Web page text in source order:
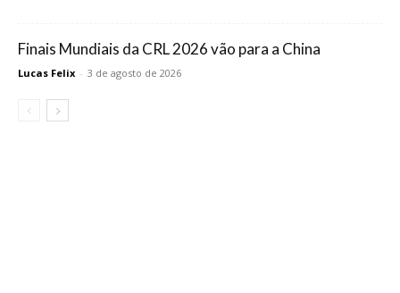
Finais Mundiais da CRL 2026 vão para a China
Lucas Felix - 3 de agosto de 2026